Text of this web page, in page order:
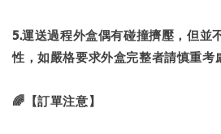
5.運送過程外盒偶有碰撞擠壓，但並
性，如嚴格要求外盒完整者請慎重考
🌈【訂單注意】